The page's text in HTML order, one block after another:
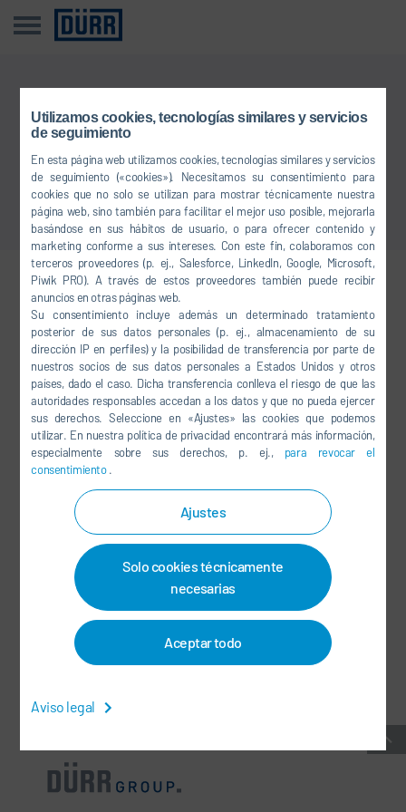
Utilizamos cookies, tecnologías similares y servicios
de seguimiento
En esta página web utilizamos cookies, tecnologías similares y servicios
de seguimiento («cookies»). Necesitamos su consentimiento para
cookies que no solo se utilizan para mostrar técnicamente nuestra
página web, sino también para facilitar el mejor uso posible, mejorarla
basándose en sus hábitos de usuario, o para ofrecer contenido y
marketing conforme a sus intereses. Con este fin, colaboramos con
terceros proveedores (p. ej., Salesforce, LinkedIn, Google, Microsoft,
Piwik PRO). A través de estos proveedores también puede recibir
anuncios en otras páginas web.
Su consentimiento incluye además un determinado tratamiento
posterior de sus datos personales (p. ej., almacenamiento de su
dirección IP en perfiles) y la posibilidad de transferencia por parte de
nuestros socios de sus datos personales a Estados Unidos y otros
países, dado el caso. Dicha transferencia conlleva el riesgo de que las
autoridades responsables accedan a los datos y que no pueda ejercer
sus derechos. Seleccione en «Ajustes» las cookies que podemos
utilizar. En nuestra política de privacidad encontrará más información,
especialmente sobre sus derechos, p. ej., para revocar el
consentimiento.
Ajustes
Solo cookies técnicamente
necesarias
Aceptar todo
Aviso legal
Esta noticia no está disponible en su idioma
Volver a Vista general
Conéctese con nosotros
FACEBOOK
YOUTUBE
LINKEDIN
INSTAGRAM
REDES SOCIALES
BOLETÍN DE NOTICIAS
CONTACTO / CENTROS
INFORMACIÓN LEGAL